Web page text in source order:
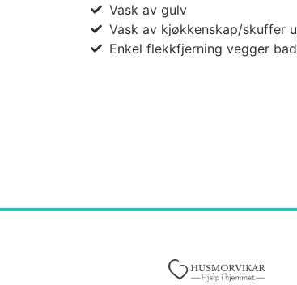
Vask av gulv
Vask av kjøkkenskap/skuffer
Enkel flekkfjerning vegger